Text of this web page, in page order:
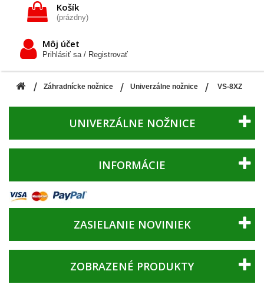
Košík
(prázdny)
Môj účet
Prihlásiť sa / Registrovať
Záhradnícke nožnice Univerzálne nožnice VS-8XZ
UNIVERZÁLNE NOŽNICE
INFORMÁCIE
ZASIELANIE NOVINIEK
ZOBRAZENÉ PRODUKTY